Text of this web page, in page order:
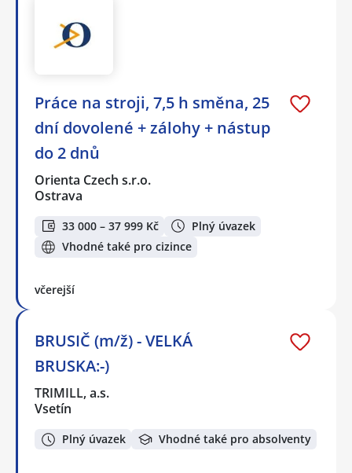
Práce na stroji, 7,5 h směna, 25
dní dovolené + zálohy + nástup
do 2 dnů
Orienta Czech s.r.o.
Ostrava
33 000 – 37 999 Kč
Plný úvazek
Vhodné také pro cizince
včerejší
BRUSIČ (m/ž) - VELKÁ
BRUSKA:-)
TRIMILL, a.s.
Vsetín
Plný úvazek Vhodné také pro absolventy